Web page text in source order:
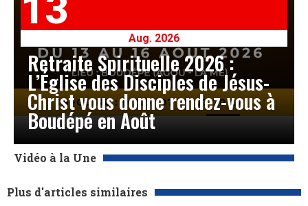
Aug. 2026
Retraite Spirituelle 2026 :
L’Église des Disciples de Jésus-
Christ vous donne rendez-vous à
Boudépé en Août
Vidéo à la Une
Plus d'articles similaires